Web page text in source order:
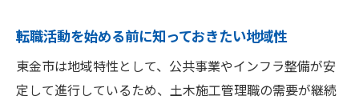
将来を見据えたスキルアップのポイント
キャリアアップを叶える転職戦略の立て方
土木施工管理募集を活かした成長の道筋
転職活動を始める前に知っておきたい地域性
東金市は地域特性として、公共事業やインフラ整備が安
定して進行しているため、土木施工管理職の需要が継続